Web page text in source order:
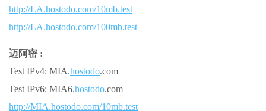
http://LA.hostodo.com/10mb.test
http://LA.hostodo.com/100mb.test
迈阿密 :
Test IPv4: MIA.hostodo.com
Test IPv6: MIA6.hostodo.com
http://MIA.hostodo.com/10mb.test